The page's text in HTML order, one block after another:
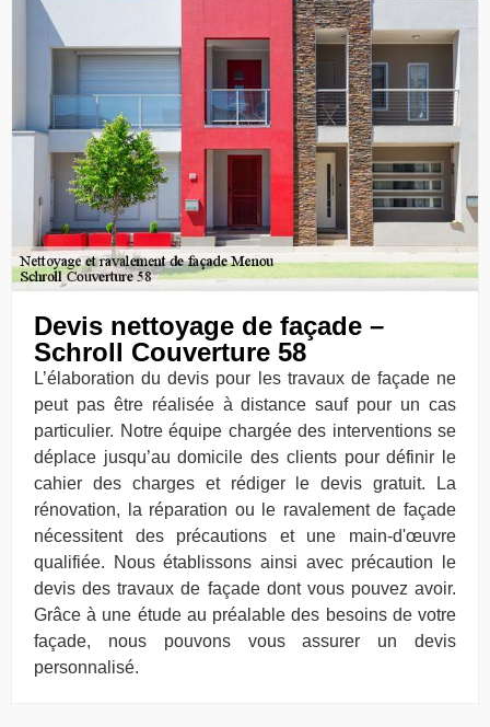
Devis nettoyage de façade –
Schroll Couverture 58
L’élaboration du devis pour les travaux de façade ne
peut pas être réalisée à distance sauf pour un cas
particulier. Notre équipe chargée des interventions se
déplace jusqu’au domicile des clients pour définir le
cahier des charges et rédiger le devis gratuit. La
rénovation, la réparation ou le ravalement de façade
nécessitent des précautions et une main-d'œuvre
qualifiée. Nous établissons ainsi avec précaution le
devis des travaux de façade dont vous pouvez avoir.
Grâce à une étude au préalable des besoins de votre
façade, nous pouvons vous assurer un devis
personnalisé.